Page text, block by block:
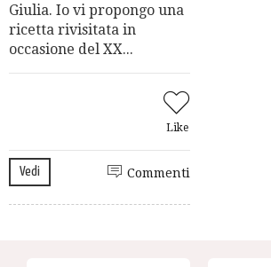
Giulia. Io vi propongo una
ricetta rivisitata in
occasione del XX...
Like
Vedi Commenti